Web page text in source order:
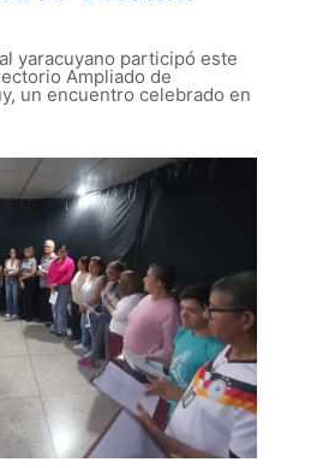
yaracuyano participó este
Ampliado de
un encuentro celebrado en